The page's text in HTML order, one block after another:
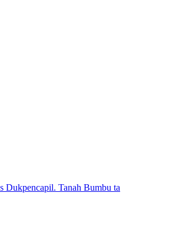
Dukpencapil. Tanah Bumbu ta